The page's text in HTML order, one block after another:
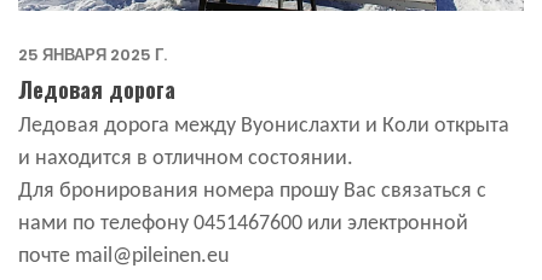
25 ЯНВАРЯ 2025 Г.
Ледовая дорога
Ледовая дорога между Вуонислахти и Коли открыта
и находится в отличном состоянии.
Для бронирования номера прошу Вас связаться с
нами по телефону 0451467600 или электронной
почте mail@pileinen.eu